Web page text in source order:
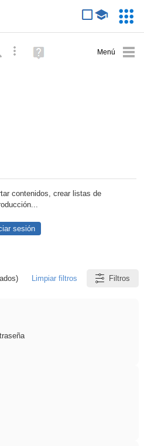
Búsqueda avanzada
Ayuda
(en
contenidos, crear listas de
sesión
Limpiar filtros Filtros